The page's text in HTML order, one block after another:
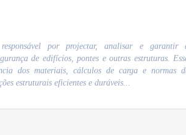
por projectar, analisar e garantir
de edifícios, pontes e outras estruturas.
dos materiais, cálculos de carga e normas
estruturais eficientes e duráveis...